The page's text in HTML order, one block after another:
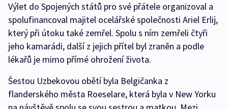
Výlet do Spojených států pro své přátele organizoval a
spolufinancoval majitel ocelářské společnosti Ariel Erlij,
který při útoku také zemřel. Spolu s ním zemřeli čtyři
jeho kamarádi, další z jejich přítel byl zraněn a podle
lékařů je mimo přímé ohrožení života.
Šestou Uzbekovou obětí byla Belgičanka z
flanderského města Roeselare, která byla v New Yorku